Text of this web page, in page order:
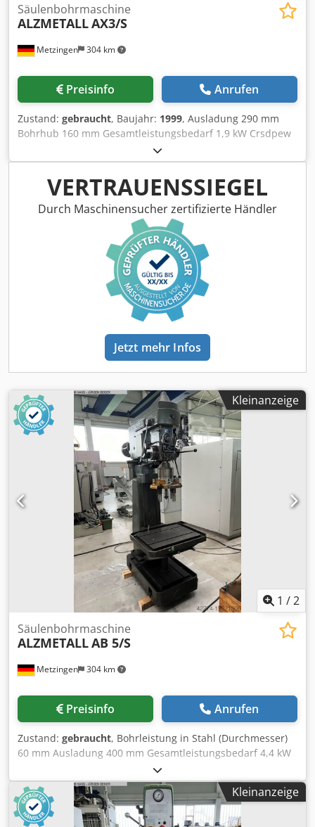
Metzingen 304 km
Säulenbohrmaschine
ALZMETALLAX3/S
Preisinfo Anrufen
Zustand: gebraucht, Baujahr: 1999, Ausladung 290 mm
Bohrhub 160 mm Gesamtleistungsbedarf 1,9 kW Crsdpew
En D Uefx Aczsf Beschreibung folgt!
VERTRAUENSSIEGEL
Durch Maschinensucher zertifizierte Händler
Jetzt mehr Infos
Kleinanzeige
1 /2
Metzingen 304 km
Säulenbohrmaschine
ALZMETALLAB 5/S
Preisinfo Anrufen
Zustand: gebraucht, Bohrleistung in Stahl (Durchmesser)
60 mm Ausladung 400 mm Gesamtleistungsbedarf 4,4 kW
Maschinengewicht ca. 1,7 t A N G E B O T Wir können
Ihnen unverbindlich ab Lager, Irrtum und Zwischenverkauf
vorbehalten, anbieten : ALZMETALL Stabile
Säulenbohrmaschine Type AB 5/S Baujahr ca. (1983)
Kleinanzeige